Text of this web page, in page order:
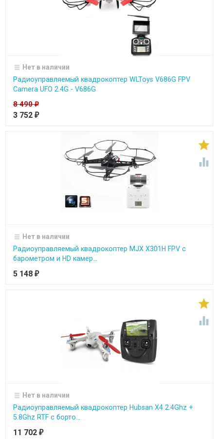
Нет в наличии
Радиоуправляемый квадрокоптер WLToys V686G FPV
Camera UFO 2.4G - V686G
8 490₽
3 752 ₽


Нет в наличии
Радиоуправляемый квадрокоптер MJX X301H FPV с
барометром и HD камер...
5 148 ₽


Нет в наличии
Радиоуправляемый квадрокоптер Hubsan X4 2.4Ghz +
5.8Ghz RTF с борто...
11 702 ₽